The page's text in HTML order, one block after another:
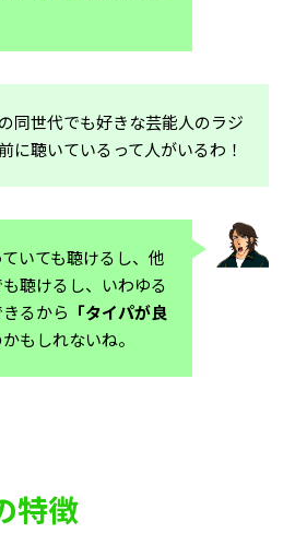
同世代でも好きな芸能人のラジ
に聴いているって人がいるわ！
いても聴けるし、他
聴けるし、いわゆる
るから 「タイパが良
もしれないね。
特徴